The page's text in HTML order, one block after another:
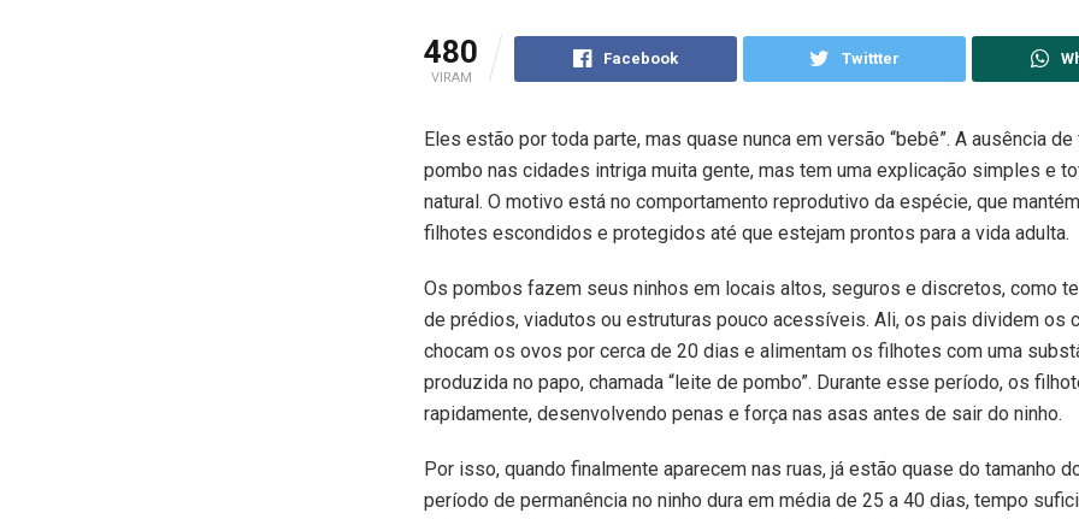
480
VIRAM
Facebook Twittter
Eles estão por toda parte, mas quase nunca em versão “bebê”. A ausência
pombo nas cidades intriga muita gente, mas tem uma explicação simples e
natural. O motivo está no comportamento reprodutivo da espécie, que
filhotes escondidos e protegidos até que estejam prontos para a vida adulta.
Os pombos fazem seus ninhos em locais altos, seguros e discretos, como
de prédios, viadutos ou estruturas pouco acessíveis. Ali, os pais dividem os
chocam os ovos por cerca de 20 dias e alimentam os filhotes com uma
produzida no papo, chamada “leite de pombo”. Durante esse período, os
rapidamente, desenvolvendo penas e força nas asas antes de sair do ninho.
Por isso, quando finalmente aparecem nas ruas, já estão quase do tamanho
período de permanência no ninho dura em média de 25 a 40 dias, tempo